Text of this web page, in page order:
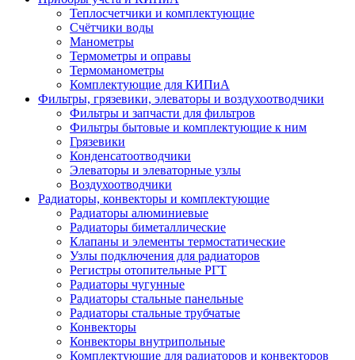
Теплосчетчики и комплектующие
Счётчики воды
Манометры
Термометры и оправы
Термоманометры
Комплектующие для КИПиА
Фильтры, грязевики, элеваторы и воздухоотводчики
Фильтры и запчасти для фильтров
Фильтры бытовые и комплектующие к ним
Грязевики
Конденсатоотводчики
Элеваторы и элеваторные узлы
Воздухоотводчики
Радиаторы, конвекторы и комплектующие
Радиаторы алюминиевые
Радиаторы биметаллические
Клапаны и элементы термостатические
Узлы подключения для радиаторов
Регистры отопительные РГТ
Радиаторы чугунные
Радиаторы стальные панельные
Радиаторы стальные трубчатые
Конвекторы
Конвекторы внутрипольные
Комплектующие для радиаторов и конвекторов